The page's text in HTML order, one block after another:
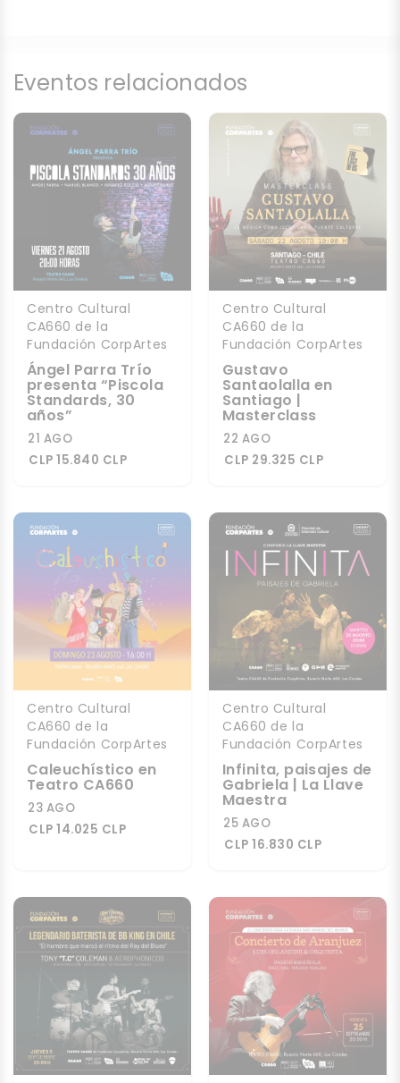
Eventos relacionados
Centro Cultural
CA660 de la
Fundación CorpArtes
Ángel Parra Trío
presenta “Piscola
Standards, 30
años”
21 AGO
CLP 15.840 CLP
Centro Cultural
CA660 de la
Fundación CorpArtes
Gustavo
Santaolalla en
Santiago |
Masterclass
22 AGO
CLP 29.325 CLP
Centro Cultural
CA660 de la
Fundación CorpArtes
Caleuchístico en
Teatro CA660
23 AGO
CLP 14.025 CLP
Centro Cultural
CA660 de la
Fundación CorpArtes
Infinita, paisajes de
Gabriela | La Llave
Maestra
25 AGO
CLP 16.830 CLP